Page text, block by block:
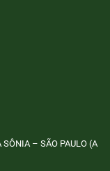
SÔNIA – SÃO PAULO (A